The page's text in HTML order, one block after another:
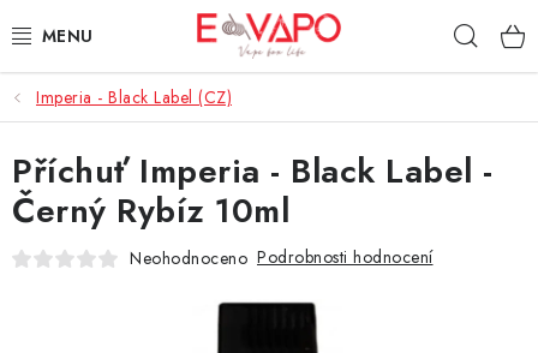
na
3D TISK
TIPY ZA DOBROU CENU
AROMATA A PŘÍCHUTĚ
Imperia - Black Label (CZ)
Příchuť Imperia - Black Label -
Černý Rybíz 10ml
Neohodnoceno Podrobnosti hodnocení